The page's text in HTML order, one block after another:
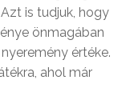
is tudjuk, hogy
önmagában
értéke.
ahol már